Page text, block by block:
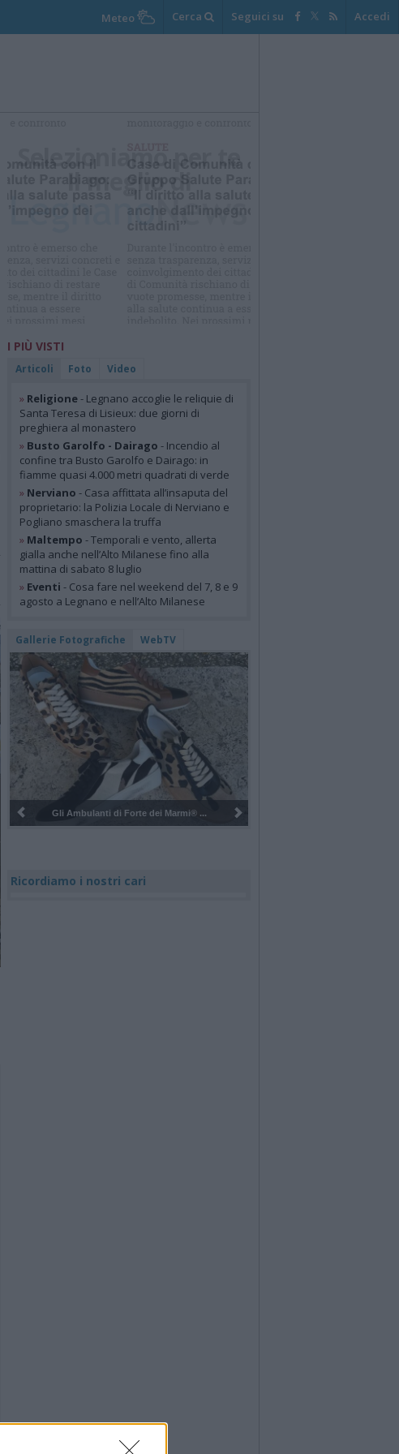
Meteo Cerca Seguici su Accedi
Selezioniamo per te
Il meglio di
I PIÙ VISTI
Articoli Foto Video
» Religione- Legnano accoglie le reliquie di
Santa Teresa di Lisieux: due giorni di
preghiera al monastero
» Busto Garolfo - Dairago - Incendio al
confine tra Busto Garolfo e Dairago: in
fiamme quasi 4.000 metri quadrati di verde
» Nerviano - Casa affittata all’insaputa del
proprietario: la Polizia Locale di Nerviano e
Pogliano smaschera la truffa
» Maltempo - Temporali e vento, allerta
gialla anche nell’Alto Milanese fino alla
mattina di sabato 8 luglio
» Eventi - Cosa fare nel weekend del 7, 8 e 9
agosto a Legnano e nell’Alto Milanese
Gallerie Fotografiche WebTV
Pulizia del bosco del Rugareto a ...
Ricordiamo i nostri cari